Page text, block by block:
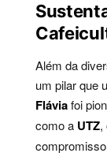
Além da
um pilar que
Fláviafoi
como a UTZ,